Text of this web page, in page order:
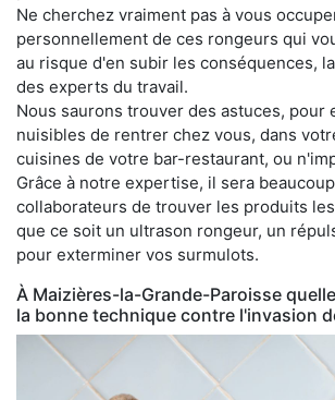
Ne cherchez vraiment pas à vous
personnellement de ces rongeurs qui
au risque d'en subir les conséquences,
des experts du travail.
Nous saurons trouver des astuces, pour
nuisibles de rentrer chez vous, dans
cuisines de votre bar-restaurant, ou
Grâce à notre expertise, il sera
collaborateurs de trouver les produits
que ce soit un ultrason rongeur, un
pour exterminer vos surmulots.
À Maizières-la-Grande-Paroisse
la bonne technique contre l'invasion